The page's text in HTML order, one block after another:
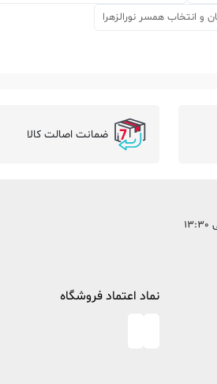
و انتخاب همسر نورالزهرا
ضمانت اصالت کالا
نماد اعتماد فروشگاه